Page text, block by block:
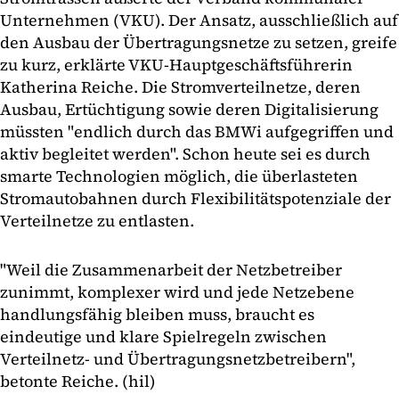
Unternehmen (VKU). Der Ansatz, ausschließlich auf
den Ausbau der Übertragungsnetze zu setzen, greife
zu kurz, erklärte VKU-Hauptgeschäftsführerin
Katherina Reiche. Die Stromverteilnetze, deren
Ausbau, Ertüchtigung sowie deren Digitalisierung
müssten "endlich durch das BMWi aufgegriffen und
aktiv begleitet werden". Schon heute sei es durch
smarte Technologien möglich, die überlasteten
Stromautobahnen durch Flexibilitätspotenziale der
Verteilnetze zu entlasten.
"Weil die Zusammenarbeit der Netzbetreiber
zunimmt, komplexer wird und jede Netzebene
handlungsfähig bleiben muss, braucht es
eindeutige und klare Spielregeln zwischen
Verteilnetz- und Übertragungsnetzbetreibern",
betonte Reiche. (hil)